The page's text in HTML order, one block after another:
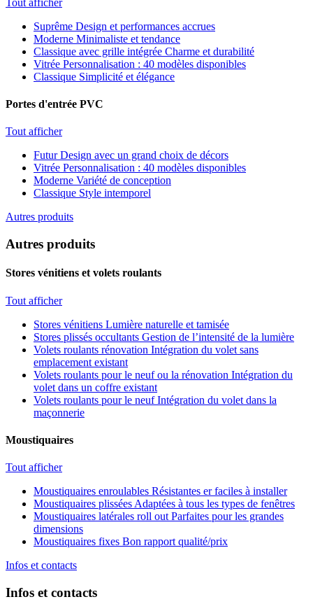
Suprême Design et performances accrues
Moderne Minimaliste et tendance
Classique avec grille intégrée Charme et durabilité
Vitrée Personnalisation : 40 modèles disponibles
Classique Simplicité et élégance
Portes d'entrée PVC
Tout afficher
Futur Design avec un grand choix de décors
Vitrée Personnalisation : 40 modèles disponibles
Moderne Variété de conception
Classique Style intemporel
Autres produits
Autres produits
Stores vénitiens et volets roulants
Tout afficher
Stores vénitiens Lumière naturelle et tamisée
Stores plissés occultants Gestion de l’intensité de la lumière
Volets roulants rénovation Intégration du volet sans
emplacement existant
Volets roulants pour le neuf ou la rénovation Intégration du
volet dans un coffre existant
Volets roulants pour le neuf Intégration du volet dans la
maçonnerie
Moustiquaires
Tout afficher
Moustiquaires enroulables Résistantes er faciles à installer
Moustiquaires plissées Adaptées à tous les types de fenêtres
Moustiquaires latérales roll out Parfaites pour les grandes
dimensions
Moustiquaires fixes Bon rapport qualité/prix
Infos et contacts
Infos et contacts